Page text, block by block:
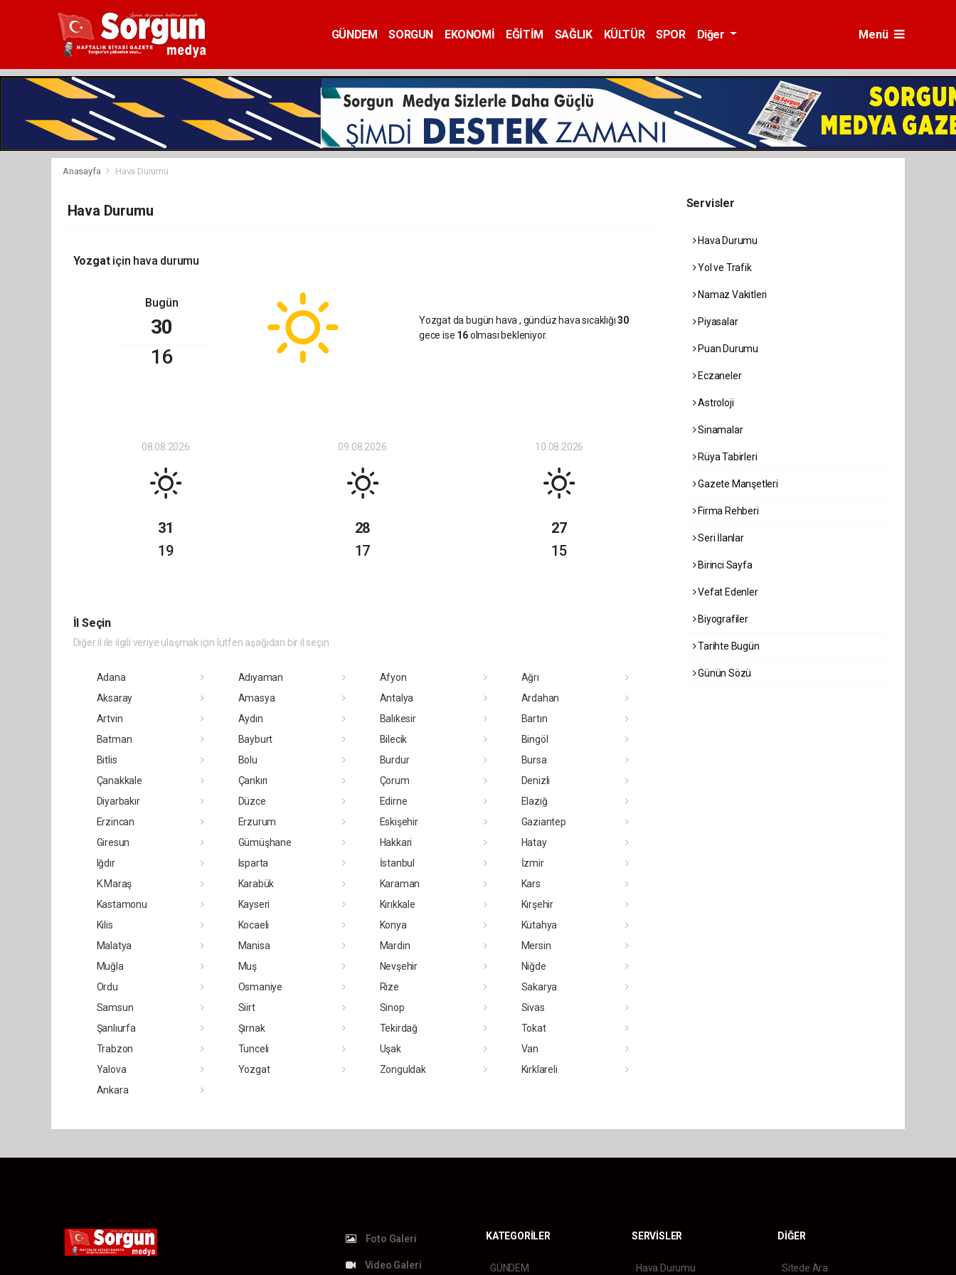
GÜNDEM SORGUN EKONOMİ EĞİTİM SAĞLIK KÜLTÜR SPOR Diğer Menü
Anasayfa Hava Durumu
Hava Durumu
Yozgatiçin hava durumu
Bugün
30
16
Yozgat da bugün hava , gündüz hava sıcaklığı30
gece ise 16olması bekleniyor.
08.08.2026
31
19
09.08.2026
28
17
10.08.2026
27
15
İl Seçin
Diğer il ile ilgili veriye ulaşmak için lütfen aşağıdan bir il seçin
Adana Adıyaman Afyon
Ağrı
Aksaray
Amasya Antalya
Ardahan
Artvin
Aydın Balıkesir
Bartın
Batman
Bayburt Bilecik
Bingöl
Bitlis
Bolu Burdur
Bursa
Çanakkale
Çankırı Çorum
Denizli
Diyarbakır
Düzce Edirne
Elazığ
Erzincan
Erzurum Eskişehir
Gaziantep
Giresun
Gümüşhane Hakkari
Hatay
Iğdır
Isparta İstanbul
İzmir
K.Maraş
Karabük Karaman
Kars
Kastamonu
Kayseri Kırıkkale
Kırşehir
Kilis
Kocaeli Konya
Kütahya
Malatya
Manisa Mardin
Mersin
Muğla
Muş Nevşehir
Niğde
Ordu
Osmaniye Rize
Sakarya
Samsun
Siirt Sinop
Sivas
Şanlıurfa
Şırnak Tekirdağ
Tokat
Trabzon
Tunceli Uşak
Van
Yalova
Yozgat Zonguldak
Kırklareli
Ankara
Servisler
Hava Durumu
Yol ve Trafik
Namaz Vakitleri
Piyasalar
Puan Durumu
Eczaneler
Astroloji
Sinamalar
Rüya Tabirleri
Gazete Manşetleri
Firma Rehberi
Seri İlanlar
Birinci Sayfa
Vefat Edenler
Biyografiler
Tarihte Bugün
Günün Sözü
Foto Galeri
Video Galeri
KATEGORİLER
GÜNDEM
SERVİSLER
Hava Durumu
DİĞER
Sitede Ara